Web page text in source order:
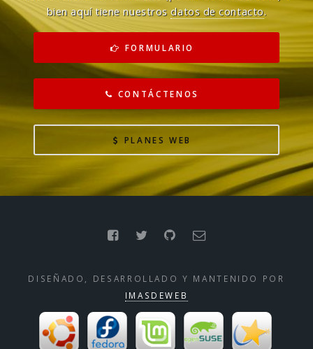
bien aquí tiene nuestrosdatos de contacto.
FORMULARIO
CONTÁCTENOS
PLANES WEB
DISEÑADO, DESARROLLADO Y MANTENIDO POR
IMASDEWEB